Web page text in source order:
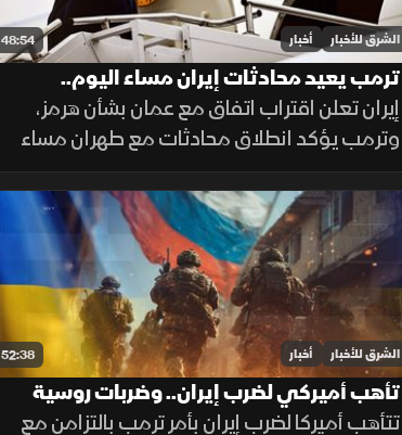
48:54 الشرق للأخبار أخبار
ترمب يعيد محادثات إيران مساء اليوم..
والسعودية تدفع نحو التهدئة
إيران تعلن اقتراب اتفاق مع عمان بشأن هرمز،
وترمب يؤكد انطلاق محادثات مع طهران مساء
الإثنين، فيما تدفع السعودية نحو التهدئة،
وتتواصل الضغوط الدولية بشأن غزة، ويعلن
المغرب حصيلة أحداث سبتة.
52:38 الشرق للأخبار أخبار
تأهب أميركي لضرب إيران.. وضربات روسية
مكثفة تستهدف كييف
تتأهب أميركا لضرب إيران بأمر ترمب بالتزامن مع